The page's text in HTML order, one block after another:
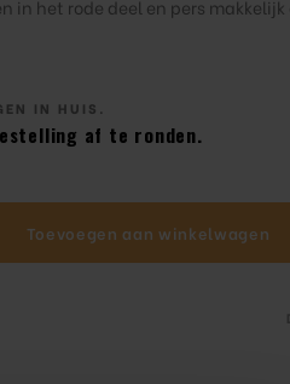
in het rode deel en pers makkelijk
IN HUIS.
af te ronden.
Toevoegen aan winkelwagen